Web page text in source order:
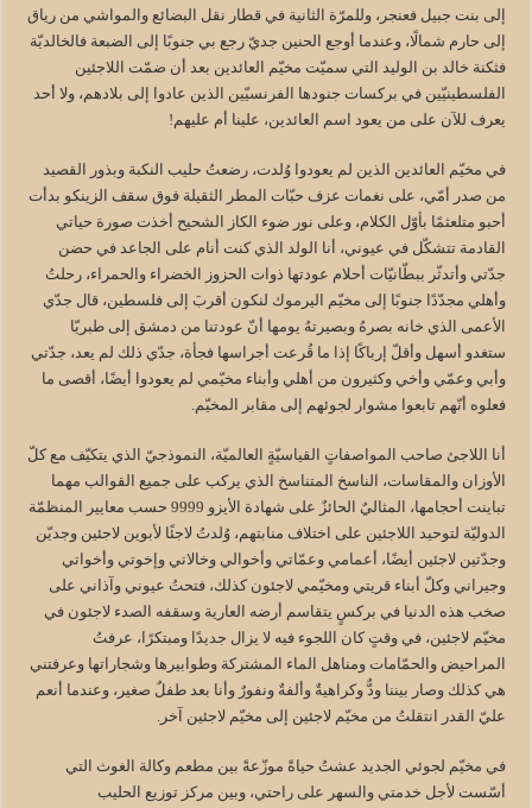
إلى بنت جبيل فعنجر، وللمرّة الثانية في قطار نقل البضائع والمواشي من رياق
إلى حارم شمالًا، وعندما أوجع الحنين جديّ رجع بي جنوبًا إلى الضبعة فالخالديّة
فثكنة خالد بن الوليد التي سميّت مخيّم العائدين بعد أن ضمّت اللاجئين
الفلسطينيّين في بركسات جنودها الفرنسيّين الذين عادوا إلى بلادهم، ولا أحد
يعرف للآن على من يعود اسم العائدين، علينا أم عليهم!
في مخيّم العائدين الذين لم يعودوا وُلدت، رضعتُ حليب النكبة وبذور القصيد
من صدر أمّي، على نغمات عزف حبّات المطر الثقيلة فوق سقف الزينكو بدأت
أحبو متلعثمًا بأوّل الكلام، وعلى نور ضوء الكاز الشحيح أخذت صورة حياتي
القادمة تتشكّل في عيوني، أنا الولد الذي كنت أنام على الجاعد في حضن
جدّتي وأتدثّر ببطّانيّات أحلام عودتها ذوات الحزوز الخضراء والحمراء، رحلتُ
وأهلي مجدّدًا جنوبًا إلى مخيّم اليرموك لنكون أقربَ إلى فلسطين، قال جدّي
الأعمى الذي خانه بصرهُ وبصيرتهُ يومها أنّ عودتنا من دمشق إلى طبريّا
ستغدو أسهل وأقلّ إرباكًا إذا ما قُرعت أجراسها فجأة، جدّي ذلك لم يعد، جدّتي
وأبي وعمّي وأخي وكثيرون من أهلي وأبناء مخيّمي لم يعودوا أيضًا، أقصى ما
فعلوه أنّهم تابعوا مشوار لجوئهم إلى مقابر المخيّم.
أنا اللاجئ صاحب المواصفاتٍ القياسيّةٍ العالميّة، النموذجيّ الذي يتكيّف مع كلّ
الأوزان والمقاسات، الناسخ المتناسخ الذي يركب على جميع القوالب مهما
تباينت أحجامها، المثاليٌ الحائزٌ على شهادة الأيزو 9999 حسب معايير المنظمّة
الدوليّة لتوحيد اللاجئين على اختلاف منابتهم، وُلدتُ لاجئًا لأبوين لاجئين وجديّن
وجدّتين لاجئين أيضًا، أعمامي وعمّاتي وأخوالي وخالاتي وإخوتي وأخواتي
وجيراني وكلّ أبناء قريتي ومخيّمي لاجئون كذلك، فتحتُ عيوني وآذاني على
صخب هذه الدنيا في بركسٍ يتقاسم أرضه العارية وسقفه الصدء لاجئون في
مخيّم لاجئين، في وقتٍ كان اللجوء فيه لا يزال جديدًا ومبتكرًا، عرفتُ
المراحيض والحمّامات ومناهل الماء المشتركة وطوابيرها وشجاراتها وعرفتني
هي كذلك وصار بيننا ودٌّ وكراهيةٌ وألفةٌ ونفورٌ وأنا بعد طفلٌ صغير، وعندما أنعم
عليّ القدر انتقلتُ من مخيّم لاجئين إلى مخيّم لاجئين آخر.
في مخيّم لجوئي الجديد عشتُ حياةً موزّعةً بين مطعم وكالة الغوث التي
أسّست لأجل خدمتي والسهر على راحتي، وبين مركز توزيع الحليب